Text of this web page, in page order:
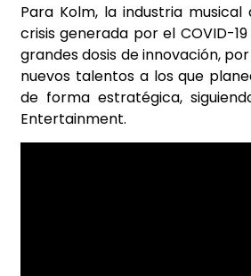
Para Kolm, la industria
crisis generada por el COVID-
grandes dosis de innovación,
nuevos talentos a los que
de forma estratégica,
Entertainment.